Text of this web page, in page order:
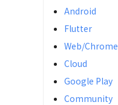
Android
Flutter
Web/Chrome
Cloud
Google Play
Community